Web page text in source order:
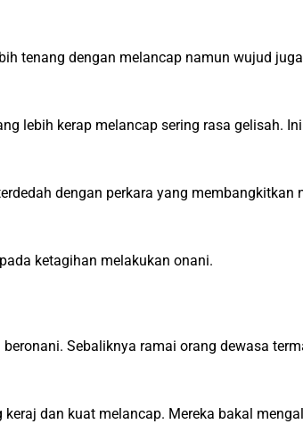
tenang dengan melancap namun wujud
lebih kerap melancap sering rasa gelisah.
dengan perkara yang
ketagihan melakukan onani.
Sebaliknya ramai orang dewasa
dan kuat melancap. Mereka bakal